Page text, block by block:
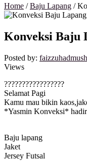
Home /Baju Lapang /
Konveksi Baju
Posted by:
Views
?????????????????
Selamat Pagi
Kamu mau bikin
*Yasmin Konveksi*
Baju lapang
Jaket
Jersey Futsal